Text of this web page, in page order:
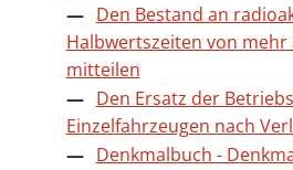
Den Bestand an
Halbwertszeiten von mehr
mitteilen
Den Ersatz der
Einzelfahrzeugen nach
Denkmalbuch -